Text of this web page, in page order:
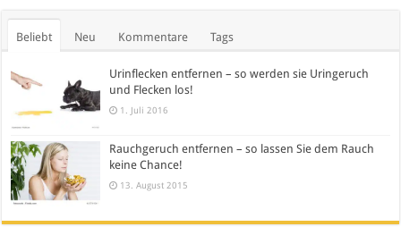
Beliebt Neu Kommentare Tags
Urinflecken entfernen – so werden sie Uringeruch
und Flecken los!
1. Juli 2016
Rauchgeruch entfernen – so lassen Sie dem Rauch
keine Chance!
13. August 2015